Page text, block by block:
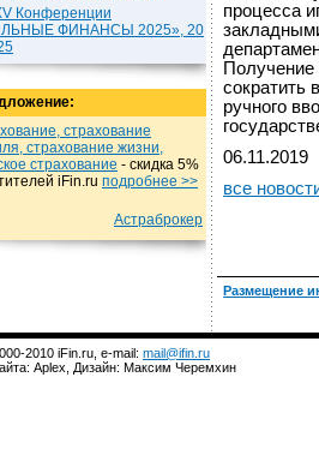
Конференции
ФИНАНСЫ 2025», 20
страхование
страхование жизни,
страхование - cкидка 5%
iFin.ru подробнеe >>
Астраброкер
процесса
сократить
ручного
06.11.2019
все
Размещение
2010 iFin.ru, e-mail: mail@ifin.ru
Aplex, Дизайн: Максим Черемхин